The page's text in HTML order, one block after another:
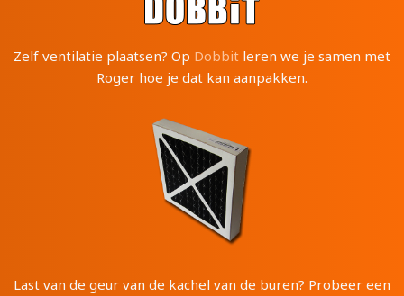
Zelf ventilatie plaatsen? Op Dobbit leren we je samen met
Roger hoe je dat kan aanpakken.
Last van de geur van de kachel van de buren? Probeer een